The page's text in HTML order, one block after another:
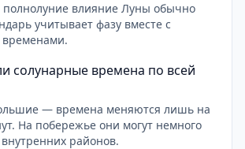
полнолуние влияние Луны обычно
учитывает фазу вместе с
солунарные времена по всей
— времена меняются лишь на
На побережье они могут немного
районов.